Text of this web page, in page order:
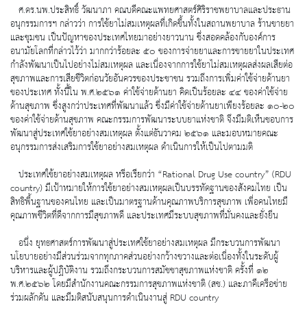
ศ.ดร.นพ.ประสิทธิ์ วัฒนาภา คณบดีคณะแพทยศาสตร์ศิริราชพยาบาลและประธาน
อนุกรรมการฯ กล่าวว่า การใช้ยาไม่สมเหตุผลที่เกิดขึ้นทั้งในสถานพยาบาล ร้านขายยา
และชุมชน เป็นปัญหาของประเทศไทยมาอย่างยาวนาน ซึ่งสอดคล้องกับองค์การ
อนามัยโลกที่กล่าวไว้ว่า มากกว่าร้อยละ ๕๐ ของการจ่ายยาและการขายยาในประเทศ
กำลังพัฒนาเป็นไปอย่างไม่สมเหตุผล และเนื่องจากการใช้ยาไม่สมเหตุผลส่งผลเสียต่อ
สุขภาพและการเสียชีวิตก่อนวัยอันควรของประชาชน รวมถึงการเพิ่มค่าใช้จ่ายด้านยา
ของประเทศ ทั้งนี้ใน พ.ศ.๒๕๖๑ ค่าใช้จ่ายด้านยา คิดเป็นร้อยละ ๔๔ ของค่าใช้จ่าย
ด้านสุขภาพ ซึ่งสูงกว่าประเทศที่พัฒนาแล้ว ซึ่งมีค่าใช้จ่ายด้านยาเพียงร้อยละ ๑๐-๒๐
ของค่าใช้จ่ายด้านสุขภาพ คณะกรรมการพัฒนาระบบยาแห่งชาติ จึงมีมติเห็นชอบการ
พัฒนาสู่ประเทศใช้ยาอย่างสมเหตุผล ตั้งแต่ธันวาคม ๒๕๖๑ และมอบหมายคณะ
อนุกรรมการส่งเสริมการใช้ยาอย่างสมเหตุผล ดำเนินการให้เป็นไปตามมติ
ประเทศใช้ยาอย่างสมเหตุผล หรือเรียกว่า “Rational Drug Use country” (RDU
country) มีเป้าหมายให้การใช้ยาอย่างสมเหตุผลเป็นบรรทัดฐานของสังคมไทย เป็น
สิทธิพื้นฐานของคนไทย และเป็นมาตรฐานด้านคุณภาพบริการสุขภาพ เพื่อคนไทยมี
คุณภาพชีวิตที่ดีจากการมีสุขภาพดี และประเทศมีระบบสุขภาพที่มั่นคงและยั่งยืน
อนึ่ง ยุทธศาสตร์การพัฒนาสู่ประเทศใช้ยาอย่างสมเหตุผล มีกระบวนการพัฒนา
นโยบายอย่างมีส่วนร่วมจากทุกภาคส่วนอย่างกว้างขวางและต่อเนื่องทั้งในระดับผู้
บริหารและผู้ปฏิบัติงาน รวมถึงกระบวนการสมัชชาสุขภาพแห่งชาติ ครั้งที่ ๑๒
พ.ศ.๒๕๖๒ โดยมีสำนักงานคณะกรรมการสุขภาพแห่งชาติ (สช.) และภาคีเครือข่าย
ร่วมผลักดัน และมีมติสนับสนุนการดำเนินงานสู่ RDU country